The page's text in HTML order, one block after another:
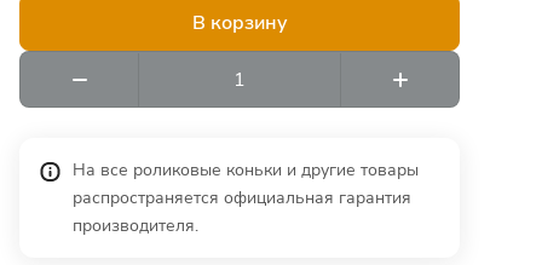
В корзину
На все роликовые коньки и другие товары
распространяется официальная гарантия
производителя.